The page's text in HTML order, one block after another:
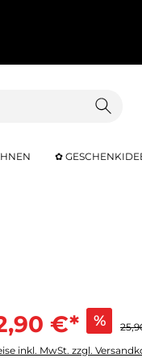
✿
€* %
inkl. MwSt. zzgl.